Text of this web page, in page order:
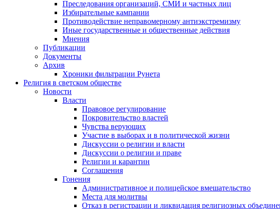
Преследования организаций, СМИ и частных лиц
Избирательные кампании
Противодействие неправомерному антиэкстремизму
Иные государственные и общественные действия
Мнения
Публикации
Документы
Архив
Хроники фильтрации Рунета
Религия в светском обществе
Новости
Власти
Правовое регулирование
Покровительство властей
Чувства верующих
Участие в выборах и в политической жизни
Дискуссии о религии и власти
Дискуссии о религии и праве
Религии и карантин
Соглашения
Гонения
Административное и полицейское вмешательство
Места для молитвы
Отказ в регистрации и ликвидация религиозных